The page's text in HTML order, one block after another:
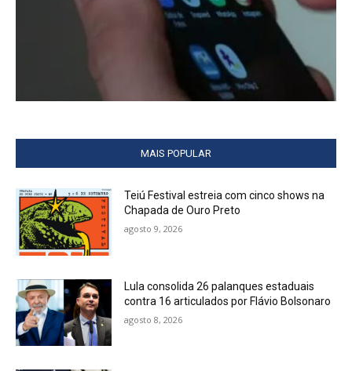
MAIS POPULAR
Teiú Festival estreia com cinco shows na
Chapada de Ouro Preto
agosto 9, 2026
Lula consolida 26 palanques estaduais
contra 16 articulados por Flávio Bolsonaro
agosto 8, 2026